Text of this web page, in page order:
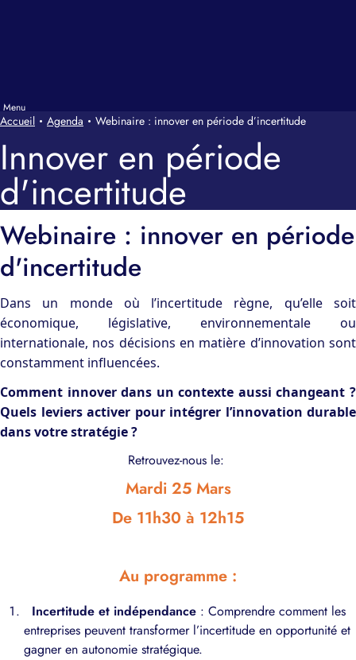
Accueil Agenda Webinaire : innover en période d’incertitude
Innover en période
d'incertitude
Webinaire : innover en période
d'incertitude
Dans un monde où l’incertitude règne, qu’elle soit
économique, législative, environnementale ou
internationale, nos décisions en matière d’innovation sont
constamment influencées.
Comment innover dans un contexte aussi changeant ?
Quels leviers activer pour intégrer l’innovation durable
dans votre stratégie ?
Retrouvez-nous le:
Mardi 25 Mars
De 11h30 à 12h15
Au programme :
Incertitude et indépendance : Comprendre comment les
entreprises peuvent transformer l’incertitude en opportunité et
gagner en autonomie stratégique.